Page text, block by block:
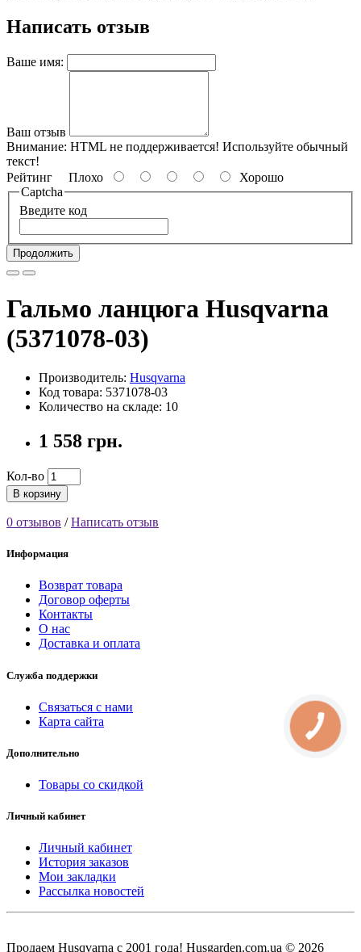
Написать отзыв
Ваше имя:
Ваш отзыв
Внимание: HTML не поддерживается! Используйте обычный
текст!
Рейтинг Плохо
Хорошо
Captcha
Введите код
Продолжить
Гальмо ланцюга Husqvarna
(5371078-03)
Производитель: Husqvarna
Код товара: 5371078-03
Количество на складе: 10
1 558 грн.
Кол-во
В корзину
0 отзывов /Написать отзыв
Информация
Возврат товара
Договор оферты
Контакты
О нас
Доставка и оплата
Служба поддержки
Связаться с нами
Карта сайта
Дополнительно
Товары со скидкой
Личный кабинет
Личный кабинет
История заказов
Мои закладки
Рассылка новостей
Продаем Нusqvarna c 2001 года! Husgarden.com.ua © 2026
КНОПКА
СВЯЗИ